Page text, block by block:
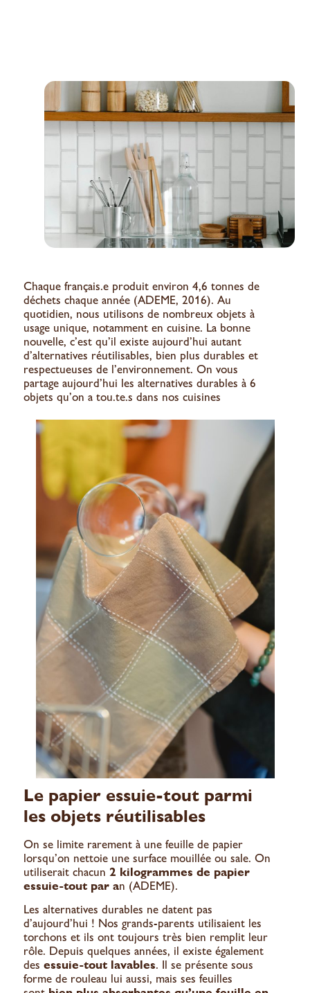
Chaque français.e produit environ 4,6 tonnes de
déchets chaque année (ADEME, 2016). Au
quotidien, nous utilisons de nombreux objets à
usage unique, notamment en cuisine. La bonne
nouvelle, c’est qu’il existe aujourd’hui autant
d’alternatives réutilisables, bien plus durables et
respectueuses de l’environnement. On vous
partage aujourd’hui les alternatives durables à 6
objets qu’on a tou.te.s dans nos cuisines
Le papier essuie-tout parmi
les objets réutilisables
On se limite rarement à une feuille de papier
lorsqu’on nettoie une surface mouillée ou sale. On
utiliserait chacun2 kilogrammes de papier
essuie-tout par an (ADEME).
Les alternatives durables ne datent pas
d’aujourd’hui ! Nos grands-parents utilisaient les
torchons et ils ont toujours très bien remplit leur
rôle. Depuis quelques années, il existe également
desessuie-tout lavables. Il se présente sous
forme de rouleau lui aussi, mais ses feuilles